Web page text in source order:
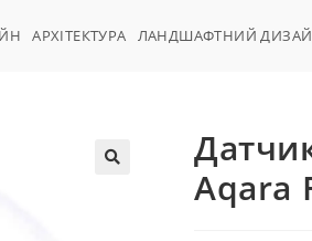
АРХІТЕКТУРА ЛАНДШАФТНИЙ
Aqara